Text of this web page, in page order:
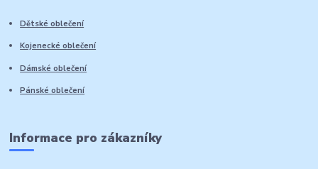
Dětské oblečení
Kojenecké oblečení
Dámské oblečení
Pánské oblečení
Informace pro zákazníky